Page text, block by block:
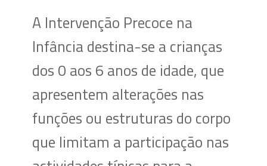
A Intervenção Precoce na
Infância destina-se a crianças
dos 0 aos 6 anos de idade, que
apresentem alterações nas
funções ou estruturas do corpo
que limitam a participação nas